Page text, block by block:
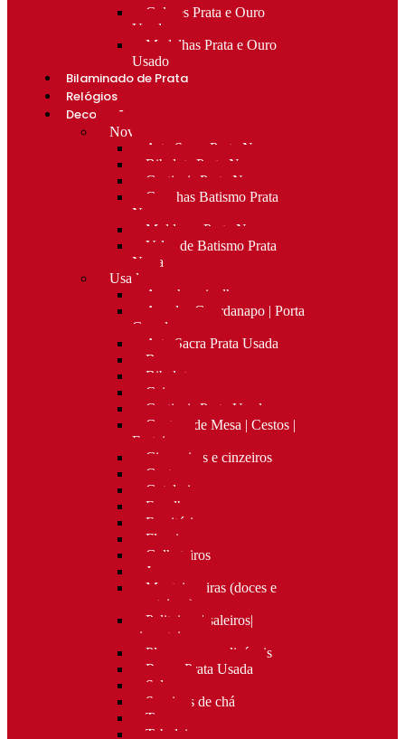
Colares Prata e Ouro
Usado
Medalhas Prata e Ouro
Usado
Bilaminado de Prata
Relógios
Decoração
Novo
Arte Sacra Prata Nova
Bibelots Prata Nova
Castiçais Prata Nova
Conchas Batismo Prata
Nova
Molduras Prata Nova
Velas de Batismo Prata
Nova
Usado
Apanha migalhas
Argolas Guardanapo | Porta
Guardanapos
Arte Sacra Prata Usada
Bar
Bibelots
Caixas
Castiçais Prata Usada
Centros de Mesa | Cestos |
Fruteiras
Cigarreiras e cinzeiros
Costura
Cutelaria
Espelhos
Escritório
Floreiras
Galheteiros
Jarras
Manteigueiras (doces e
manteigas)
Paliteiros | saleiros|
pimenteiros
Placas personalizáveis
Rocas Prata Usada
Salvas
Serviços de chá
Taças
Tabuleiros